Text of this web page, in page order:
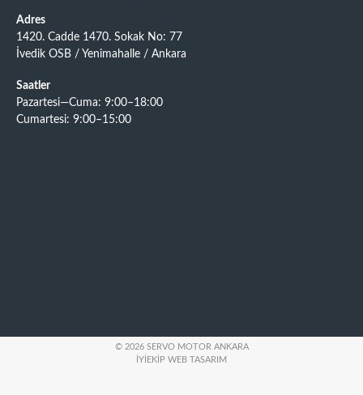
Adres
1420. Cadde 1470. Sokak No: 77
İvedik OSB / Yenimahalle / Ankara
Saatler
Pazartesi—Cuma: 9:00–18:00
Cumartesi: 9:00–15:00
© 2026 SERVO MOTOR ANKARA
İYIEKIP WEB TASARIM